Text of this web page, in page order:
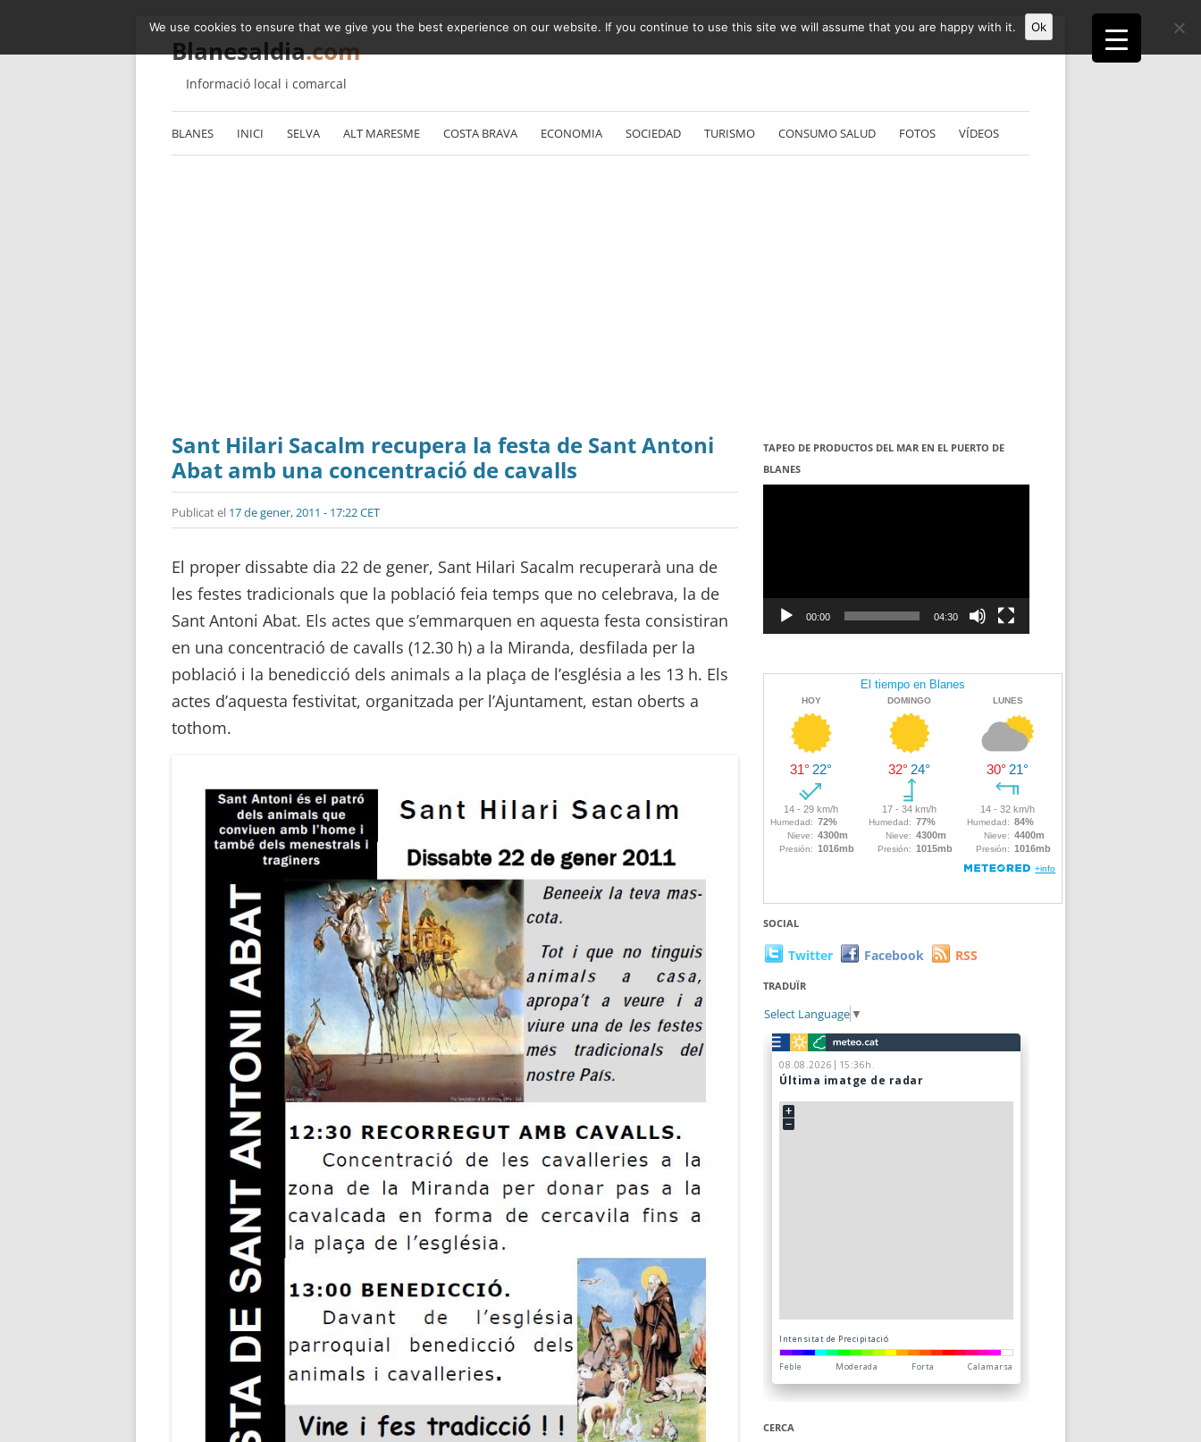
Blanesaldia.com
Informació local i comarcal
Vés
al
contingut
BLANES INICI SELVA ALT MARESME COSTA BRAVA ECONOMIA SOCIEDAD TURISMO CONSUMO SALUD FOTOS VÍDEOS
Sant Hilari Sacalm recupera la festa de Sant Antoni
Abat amb una concentració de cavalls
Publicat el 17 de gener, 2011 - 17:22 CET
El proper dissabte dia 22 de gener, Sant Hilari Sacalm recuperarà una de
les festes tradicionals que la població feia temps que no celebrava, la de
Sant Antoni Abat. Els actes que s’emmarquen en aquesta festa consistiran
en una concentració de cavalls (12.30 h) a la Miranda, desfilada per la
població i la benedicció dels animals a la plaça de l’església a les 13 h. Els
actes d’aquesta festivitat, organitzada per l’Ajuntament, estan oberts a
tothom.
TAPEO DE PRODUCTOS DEL MAR EN EL PUERTO DE
BLANES
Reproductor
00:00 04:30
SOCIAL
Twitter Facebook RSS
TRADUÏR
Select Language ▼
CERCA
We use cookies to ensure that we give you the best experience on our website. If you continue to use this site we will assume that you are happy with it. Ok